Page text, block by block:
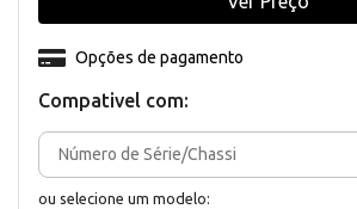
Compativel com:
ou selecione um modelo:
Opções de pagamento